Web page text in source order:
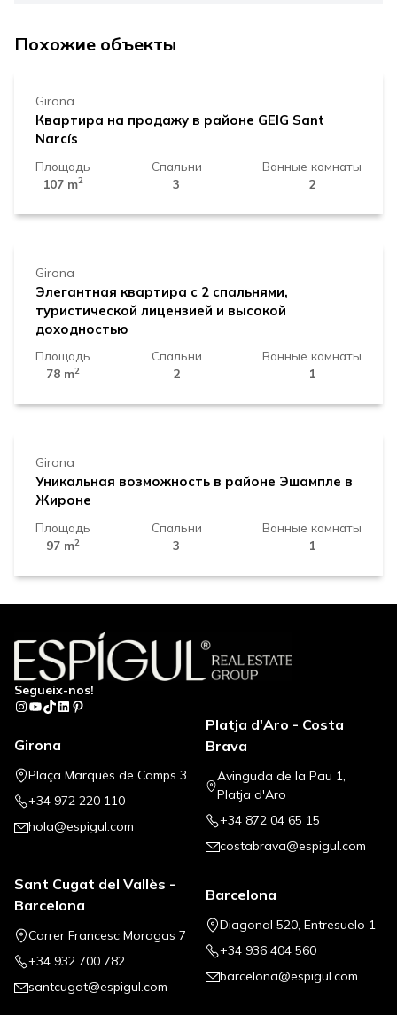
Похожие объекты
310.000 €
Girona
Квартира на продажу в районе GEIG Sant
Narcís
Площадь
107 m2
Спальни
3
Ванные комнаты
2
340.000 €
Girona
Элегантная квартира с 2 спальнями,
туристической лицензией и высокой
доходностью
Площадь
78 m2
Спальни
2
Ванные комнаты
1
330.000 €
Girona
Уникальная возможность в районе Эшампле в
Жироне
Площадь
97 m2
Спальни
3
Ванные комнаты
1
Segueix-nos!
Instagram
YouTube
TikTok
LinkedIn
Pinterest
Girona
Plaça Marquès de Camps 3
+34 972 220 110
hola@espigul.com
Platja d'Aro - Costa
Brava
Avinguda de la Pau 1,
Platja d'Aro
+34 872 04 65 15
costabrava@espigul.com
Sant Cugat del Vallès -
Barcelona
Carrer Francesc Moragas 7
+34 932 700 782
santcugat@espigul.com
Barcelona
Diagonal 520, Entresuelo 1
+34 936 404 560
barcelona@espigul.com